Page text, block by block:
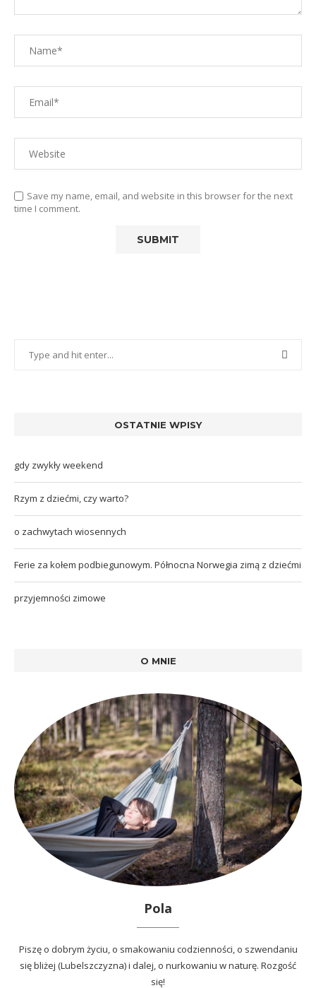
Save my name, email, and website in this browser for the next
time I comment.
OSTATNIE WPISY
gdy zwykły weekend
Rzym z dziećmi, czy warto?
o zachwytach wiosennych
Ferie za kołem podbiegunowym. Północna Norwegia zimą z dziećmi
przyjemności zimowe
O MNIE
Pola
Piszę o dobrym życiu, o smakowaniu codzienności, o szwendaniu
się bliżej (Lubelszczyzna) i dalej, o nurkowaniu w naturę. Rozgość
się!